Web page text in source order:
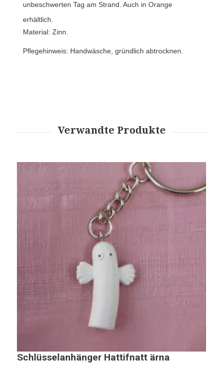
unbeschwerten Tag am Strand. Auch in Orange
erhältlich.
Material: Zinn.
Pflegehinweis: Handwäsche, gründlich abtrocknen.
Schlüsselanhänger Hattifnatt ärna